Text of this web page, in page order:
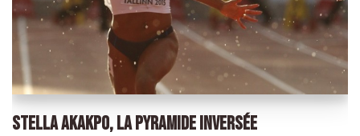
STELLA AKAKPO, LA PYRAMIDE INVERSÉE